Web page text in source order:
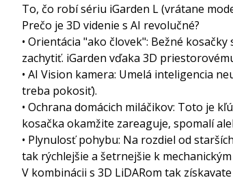
To, čo robí sériu iGarden L (vrátane
Prečo je 3D videnie s AI revolučné?
• Orientácia "ako človek": Bežné
zachytiť. iGarden vďaka 3D
• AI Vision kamera: Umelá inteligencia
treba pokosiť).
• Ochrana domácich miláčikov: Toto je
kosačka okamžite zareaguje, spomalí
• Plynulosť pohybu: Na rozdiel od
tak rýchlejšie a šetrnejšie k
V kombinácii s 3D LiDARom tak